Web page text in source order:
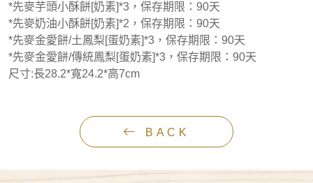
*先麥芋頭小酥餅[奶素]*3，保存期限：90天
*先麥奶油小酥餅[奶素]*2，保存期限：90天
*先麥金愛餅/土鳳梨[蛋奶素]*3，保存期限：90天
*先麥金愛餅/傳統鳳梨[蛋奶素]*3，保存期限：90天
尺寸:長28.2*寬24.2*高7cm
BACK